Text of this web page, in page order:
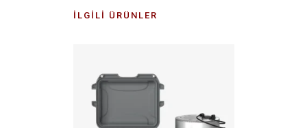
İLGILI ÜRÜNLER